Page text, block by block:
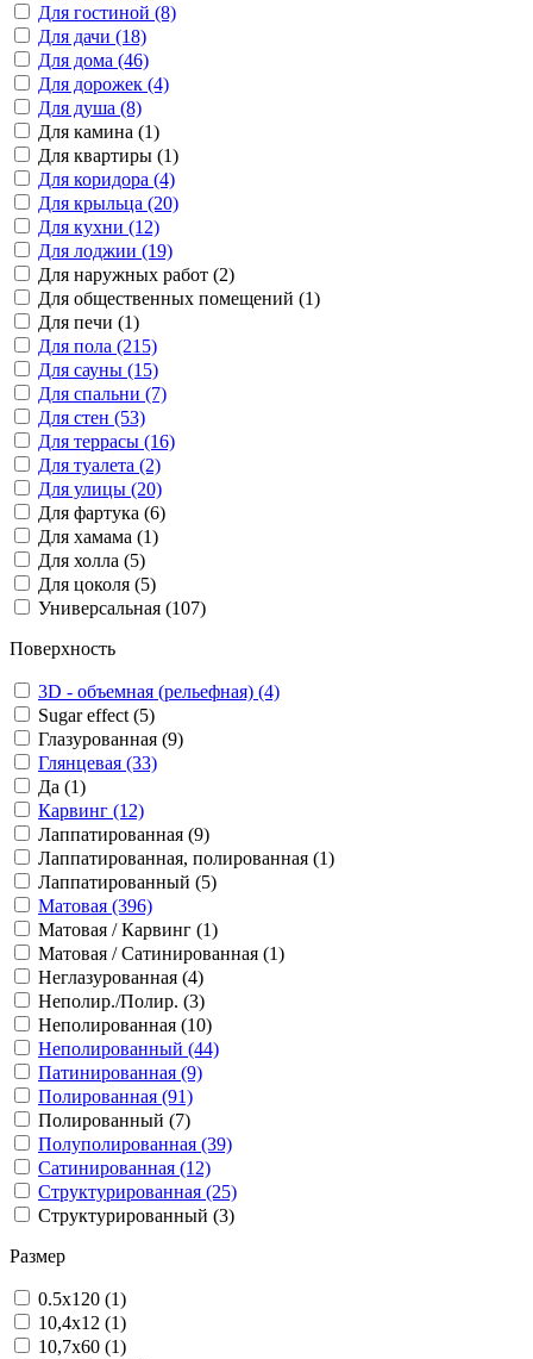
Для гостиной (8)
Для дачи (18)
Для дома (46)
Для дорожек (4)
Для душа (8)
Для камина (1)
Для квартиры (1)
Для коридора (4)
Для крыльца (20)
Для кухни (12)
Для лоджии (19)
Для наружных работ (2)
Для общественных помещений (1)
Для печи (1)
Для пола (215)
Для сауны (15)
Для спальни (7)
Для стен (53)
Для террасы (16)
Для туалета (2)
Для улицы (20)
Для фартука (6)
Для хамама (1)
Для холла (5)
Для цоколя (5)
Универсальная (107)
Поверхность
3D - объемная (рельефная) (4)
Sugar effect (5)
Глазурованная (9)
Глянцевая (33)
Да (1)
Карвинг (12)
Лаппатированная (9)
Лаппатированная, полированная (1)
Лаппатированный (5)
Матовая (396)
Матовая / Карвинг (1)
Матовая / Сатинированная (1)
Неглазурованная (4)
Неполир./Полир. (3)
Неполированная (10)
Неполированный (44)
Патинированная (9)
Полированная (91)
Полированный (7)
Полуполированная (39)
Сатинированная (12)
Структурированная (25)
Структурированный (3)
Размер
0.5x120 (1)
10,4x12 (1)
10,7x60 (1)